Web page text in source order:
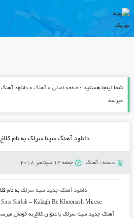
شما اینجا هستید : صفحه اصلی» آهنگ» دانلود
میرسه
دانلود آهنگ سینا سرلک به نام
دسته : آهنگ جمعه 14 سپتامبر 2018
دانلود آهنگ جدید سینا سرلک به نام
Sina Sarlak –Kalagh Be Khoonash Mirese
آهنگ جدید سینا سرلکبا عنوان کلاغ به خونش